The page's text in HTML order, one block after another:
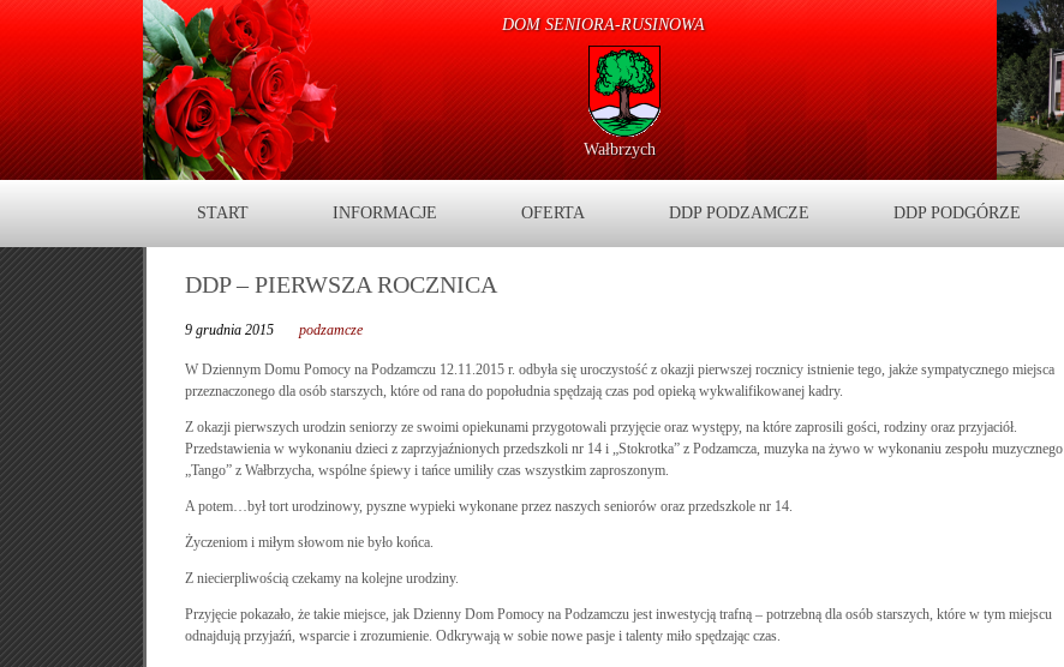
DOM SENIORA-RUSINOWA
Wałbrzych
START INFORMACJE OFERTA DDP PODZAMCZE DDP PODGÓRZE
DDP – PIERWSZA ROCZNICA
9 grudnia 2015 podzamcze
W Dziennym Domu Pomocy na Podzamczu 12.11.2015 r. odbyła się uroczystość z okazji pierwszej rocznicy istnienie tego, jakże sympatycznego miejsca
przeznaczonego dla osób starszych, które od rana do popołudnia spędzają czas pod opieką wykwalifikowanej kadry.
Z okazji pierwszych urodzin seniorzy ze swoimi opiekunami przygotowali przyjęcie oraz występy, na które zaprosili gości, rodziny oraz przyjaciół.
Przedstawienia w wykonaniu dzieci z zaprzyjaźnionych przedszkoli nr 14 i „Stokrotka” z Podzamcza, muzyka na żywo w wykonaniu zespołu muzycznego
„Tango” z Wałbrzycha, wspólne śpiewy i tańce umiliły czas wszystkim zaproszonym.
A potem…był tort urodzinowy, pyszne wypieki wykonane przez naszych seniorów oraz przedszkole nr 14.
Życzeniom i miłym słowom nie było końca.
Z niecierpliwością czekamy na kolejne urodziny.
Przyjęcie pokazało, że takie miejsce, jak Dzienny Dom Pomocy na Podzamczu jest inwestycją trafną – potrzebną dla osób starszych, które w tym miejscu
odnajdują przyjaźń, wsparcie i zrozumienie. Odkrywają w sobie nowe pasje i talenty miło spędzając czas.